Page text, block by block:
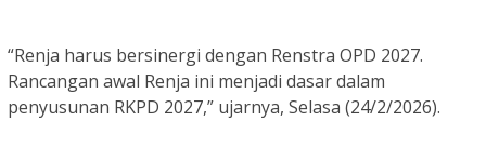
“Renja harus bersinergi dengan Renstra OPD 2027.
Rancangan awal Renja ini menjadi dasar dalam
penyusunan RKPD 2027,” ujarnya, Selasa (24/2/2026).